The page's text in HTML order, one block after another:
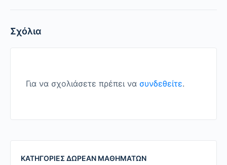
Σχόλια
Για να σχολιάσετε πρέπει να συνδεθείτε.
ΚΑΤΗΓΟΡΙΕΣ ΔΩΡΕΑΝ ΜΑΘΗΜΑΤΩΝ